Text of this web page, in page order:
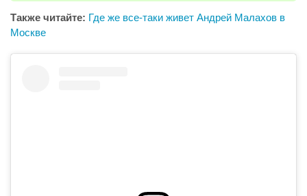
Также читайте: Где же все-таки живет Андрей Малахов в
Москве